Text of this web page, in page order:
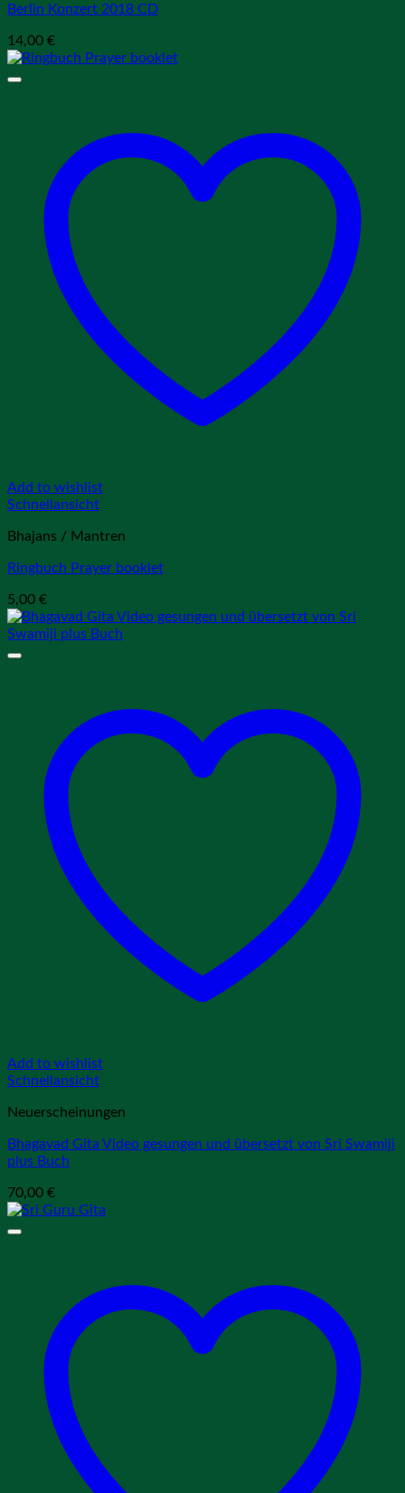
Berlin Konzert 2018 CD
14,00 €
Add to wishlist
Schnellansicht
Bhajans / Mantren
Ringbuch Prayer booklet
5,00 €
Add to wishlist
Schnellansicht
Neuerscheinungen
Bhagavad Gita Video gesungen und übersetzt von Sri Swamiji
plus Buch
70,00 €